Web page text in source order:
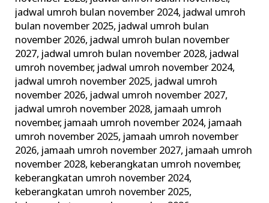
jadwal umroh bulan november 2024, jadwal umroh
bulan november 2025, jadwal umroh bulan
november 2026, jadwal umroh bulan november
2027, jadwal umroh bulan november 2028, jadwal
umroh november, jadwal umroh november 2024,
jadwal umroh november 2025, jadwal umroh
november 2026, jadwal umroh november 2027,
jadwal umroh november 2028, jamaah umroh
november, jamaah umroh november 2024, jamaah
umroh november 2025, jamaah umroh november
2026, jamaah umroh november 2027, jamaah umroh
november 2028, keberangkatan umroh november,
keberangkatan umroh november 2024,
keberangkatan umroh november 2025,